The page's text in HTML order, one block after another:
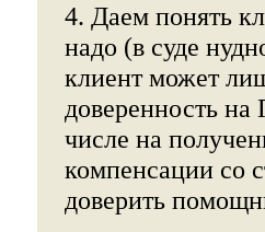
4. Даем понять
надо (в суде
клиент может
доверенность
числе на
компенсации со
доверить